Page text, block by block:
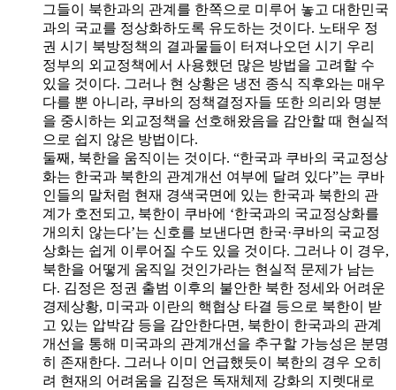
그들이 북한과의 관계를 한쪽으로 미루어 놓고 대한민국
과의 국교를 정상화하도록 유도하는 것이다. 노태우 정
권 시기 북방정책의 결과물들이 터져나오던 시기 우리
정부의 외교정책에서 사용했던 많은 방법을 고려할 수
있을 것이다. 그러나 현 상황은 냉전 종식 직후와는 매우
다를 뿐 아니라, 쿠바의 정책결정자들 또한 의리와 명분
을 중시하는 외교정책을 선호해왔음을 감안할 때 현실적
으로 쉽지 않은 방법이다.
둘째, 북한을 움직이는 것이다. “한국과 쿠바의 국교정상
화는 한국과 북한의 관계개선 여부에 달려 있다”는 쿠바
인들의 말처럼 현재 경색국면에 있는 한국과 북한의 관
계가 호전되고, 북한이 쿠바에 ‘한국과의 국교정상화를
개의치 않는다’는 신호를 보낸다면 한국·쿠바의 국교정
상화는 쉽게 이루어질 수도 있을 것이다. 그러나 이 경우,
북한을 어떻게 움직일 것인가라는 현실적 문제가 남는
다. 김정은 정권 출범 이후의 불안한 북한 정세와 어려운
경제상황, 미국과 이란의 핵협상 타결 등으로 북한이 받
고 있는 압박감 등을 감안한다면, 북한이 한국과의 관계
개선을 통해 미국과의 관계개선을 추구할 가능성은 분명
히 존재한다. 그러나 이미 언급했듯이 북한의 경우 오히
려 현재의 어려움을 김정은 독재체제 강화의 지렛대로